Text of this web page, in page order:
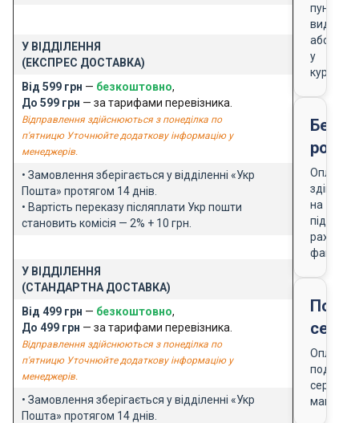
У ВІДДІЛЕННЯ
(ЕКСПРЕС ДОСТАВКА)
Від 599 грн — безкоштовно,
До 599 грн — за тарифами перевізника.
Відправлення здійснюються з понеділка по
п'ятницю Уточнюйте додаткову інформацію у
менеджерів.
• Замовлення зберігається у відділенні «Укр
Пошта» протягом 14 днів.
• Вартість переказу післяплати Укр пошти
становить комісія — 2% + 10 грн.
У ВІДДІЛЕННЯ
(СТАНДАРТНА ДОСТАВКА)
Від 499 грн — безкоштовно,
До 499 грн — за тарифами перевізника.
Відправлення здійснюються з понеділка по
п'ятницю Уточнюйте додаткову інформацію у
менеджерів.
• Замовлення зберігається у відділенні «Укр
Пошта» протягом 14 днів.
пункті
видачі
або
у
кур'єра
Оплата
на
підставі
рахунку-
фактури
Оплата
магазину